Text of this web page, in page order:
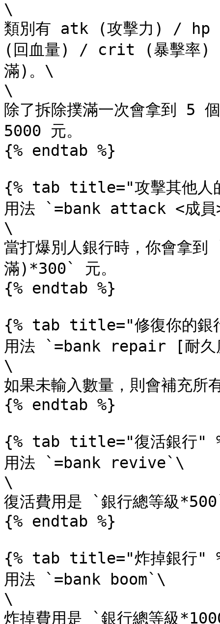
\
類別有 atk (攻擊力) /
(回血量) / crit (暴擊率
滿)。\
\
除了拆除撲滿一次會拿到 5
5000 元。
{% endtab %}
{% tab title="攻擊其他人
用法 `=bank attack <成
\
當打爆別人銀行時，你會拿
滿)*300` 元。
{% endtab %}
{% tab title="修復你的銀
用法 `=bank repair [耐
\
如果未輸入數量，則會補充所
{% endtab %}
{% tab title="復活銀行"
用法 `=bank revive`\
\
復活費用是 `銀行總等級
{% endtab %}
{% tab title="炸掉銀行"
用法 `=bank boom`\
\
炸掉費用是 `銀行總等級